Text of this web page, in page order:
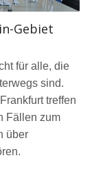
Gebiet
für alle, die
sind.
treffen
Fällen zum
über